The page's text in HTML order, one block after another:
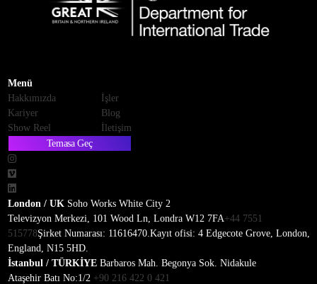
Menü
Hakkımızda
İşler
Kariyer
Blog
Show Reel
İletişim
Temasa Geç
London / UK Soho Works White City 2
Televizyon Merkezi, 101 Wood Ln, Londra W12 7FA+44 7551
515778Şirket Numarası: 11616470.Kayıt ofisi: 4 Edgecote Grove, London,
England, N15 5HD.
İstanbul / TÜRKİYE Barbaros Mah. Begonya Sok. Nidakule
Ataşehir Batı No:1/2 +90 216 422 0 421